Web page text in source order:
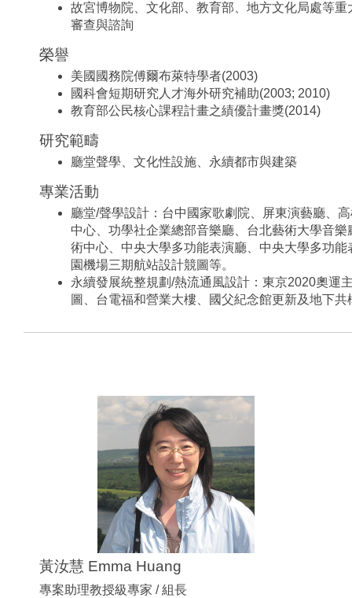
故宮博物院、文化部、教育部、地方文化局處等重
審查與諮詢
榮譽
美國國務院傅爾布萊特學者(2003)
國科會短期研究人才海外研究補助(2003; 2010)
教育部公民核心課程計畫之績優計畫獎(2014)
研究範疇
廳堂聲學、文化性設施、永續都市與建築
專業活動
廳堂/聲學設計：台中國家歌劇院、屏東演藝廳、
中心、功學社企業總部音樂廳、台北藝術大學音樂
術中心、中央大學多功能表演廳、中央大學多功能
園機場三期航站設計競圖等。
永續發展統整規劃/熱流通風設計：東京2020奧運
圖、台電福和營業大樓、國父紀念館更新及地下共
黃汝慧 Emma Huang
​專案助理教授級專家 / 組長